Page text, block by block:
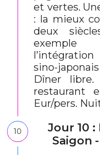
et vertes.
: la mieux
deux
sino-
Dîner
restaurant
Eur/pers.
10
Jour 10 :
Saigon